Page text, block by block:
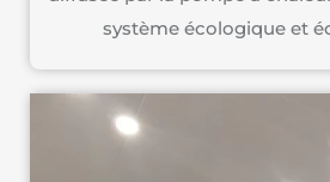
système écologique et